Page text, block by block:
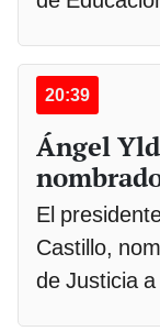
20:39
Ángel
El
Castillo,
de Justicia